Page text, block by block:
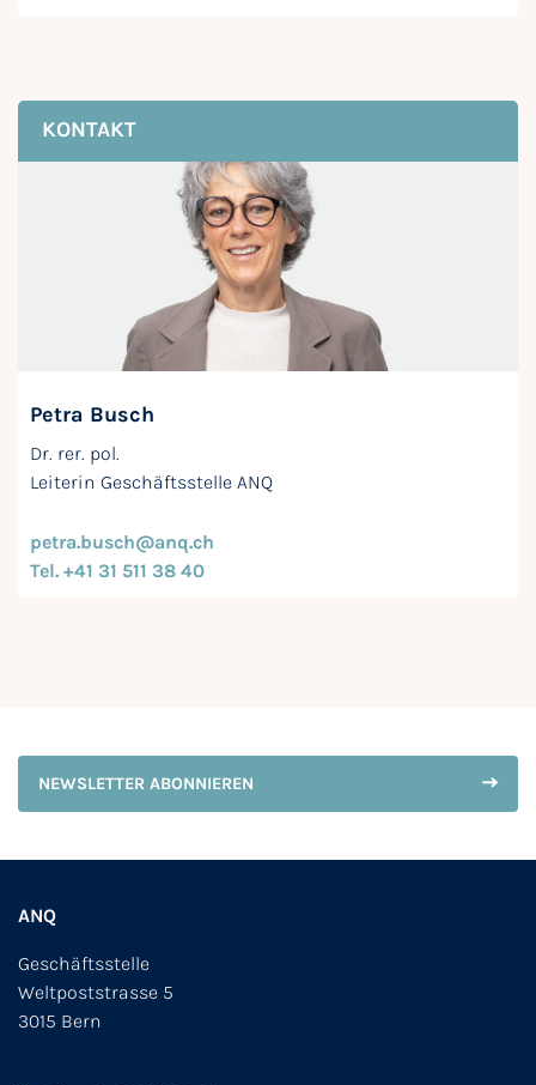
KONTAKT
Petra Busch
Dr. rer. pol.
Leiterin Geschäftsstelle ANQ
petra.busch@anq.ch
Tel. +41 31 511 38 40
NEWSLETTER ABONNIEREN
ANQ
Geschäftsstelle
Weltpoststrasse 5
3015 Bern